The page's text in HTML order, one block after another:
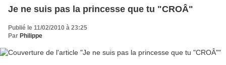
Je ne suis pas la princesse que tu "CROÂ"
Publié le 11/02/2010 à 23:25
Par Philippe